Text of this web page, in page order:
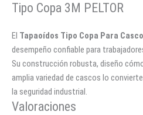
Tipo Copa 3M PELTOR
El Tapaoídos Tipo Copa Para Casco
desempeño confiable para
Su construcción robusta, diseño
amplia variedad de cascos lo
la seguridad industrial.
Valoraciones